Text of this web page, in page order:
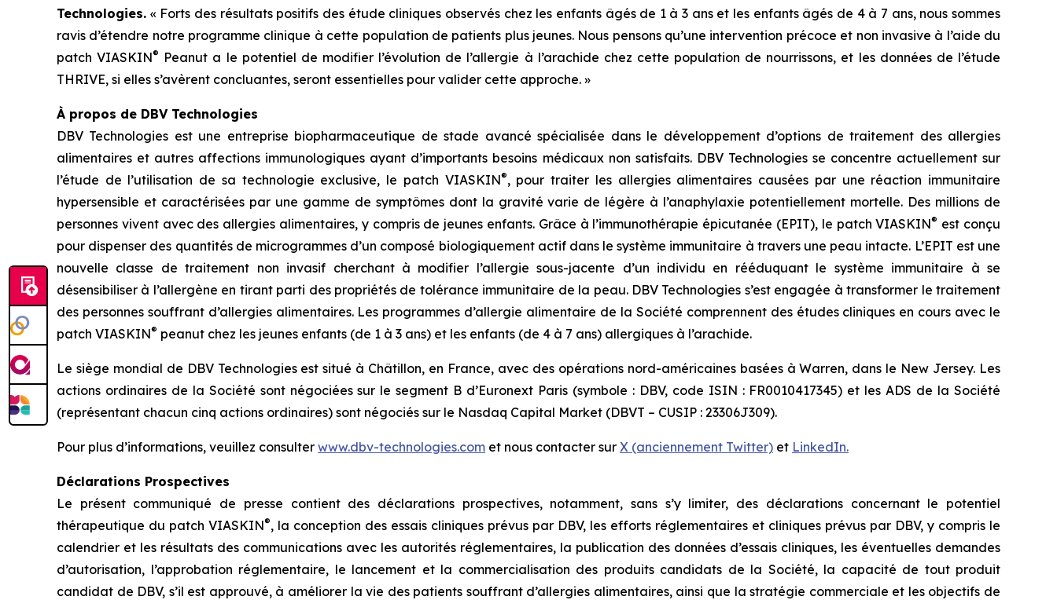
Technologies. « Forts des résultats positifs des étude cliniques observés chez les enfants âgés de 1 à 3 ans et les enfants âgés de 4 à 7 ans, nous sommes
ravis d’étendre notre programme clinique à cette population de patients plus jeunes. Nous pensons qu’une intervention précoce et non invasive à l’aide du
patch VIASKIN® Peanut a le potentiel de modifier l’évolution de l’allergie à l’arachide chez cette population de nourrissons, et les données de l’étude
THRIVE, si elles s’avèrent concluantes, seront essentielles pour valider cette approche. »
À propos de DBV Technologies
DBV Technologies est une entreprise biopharmaceutique de stade avancé spécialisée dans le développement d’options de traitement des allergies
alimentaires et autres affections immunologiques ayant d’importants besoins médicaux non satisfaits. DBV Technologies se concentre actuellement sur
l’étude de l’utilisation de sa technologie exclusive, le patch VIASKIN®, pour traiter les allergies alimentaires causées par une réaction immunitaire
hypersensible et caractérisées par une gamme de symptômes dont la gravité varie de légère à l’anaphylaxie potentiellement mortelle. Des millions de
personnes vivent avec des allergies alimentaires, y compris de jeunes enfants. Grâce à l’immunothérapie épicutanée (EPIT), le patch VIASKIN® est conçu
pour dispenser des quantités de microgrammes d’un composé biologiquement actif dans le système immunitaire à travers une peau intacte. L’EPIT est une
nouvelle classe de traitement non invasif cherchant à modifier l’allergie sous-jacente d’un individu en rééduquant le système immunitaire à se
désensibiliser à l’allergène en tirant parti des propriétés de tolérance immunitaire de la peau. DBV Technologies s’est engagée à transformer le traitement
des personnes souffrant d’allergies alimentaires. Les programmes d’allergie alimentaire de la Société comprennent des études cliniques en cours avec le
patch VIASKIN® peanut chez les jeunes enfants (de 1 à 3 ans) et les enfants (de 4 à 7 ans) allergiques à l’arachide.
Le siège mondial de DBV Technologies est situé à Châtillon, en France, avec des opérations nord-américaines basées à Warren, dans le New Jersey. Les
actions ordinaires de la Société sont négociées sur le segment B d’Euronext Paris (symbole : DBV, code ISIN : FR0010417345) et les ADS de la Société
(représentant chacun cinq actions ordinaires) sont négociés sur le Nasdaq Capital Market (DBVT – CUSIP : 23306J309).
Pour plus d’informations, veuillez consulter www.dbv-technologies.com et nous contacter sur X (anciennement Twitter) et LinkedIn.
Déclarations Prospectives
Le présent communiqué de presse contient des déclarations prospectives, notamment, sans s’y limiter, des déclarations concernant le potentiel
thérapeutique du patch VIASKIN®, la conception des essais cliniques prévus par DBV, les efforts réglementaires et cliniques prévus par DBV, y compris le
calendrier et les résultats des communications avec les autorités réglementaires, la publication des données d’essais cliniques, les éventuelles demandes
d’autorisation, l’approbation réglementaire, le lancement et la commercialisation des produits candidats de la Société, la capacité de tout produit
candidat de DBV, s’il est approuvé, à améliorer la vie des patients souffrant d’allergies alimentaires, ainsi que la stratégie commerciale et les objectifs de